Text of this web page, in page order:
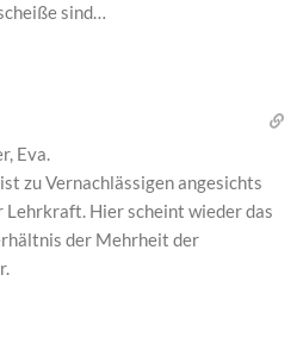
sind…
Eva.
zu Vernachlässigen angesichts
Hier scheint wieder das
der Mehrheit der